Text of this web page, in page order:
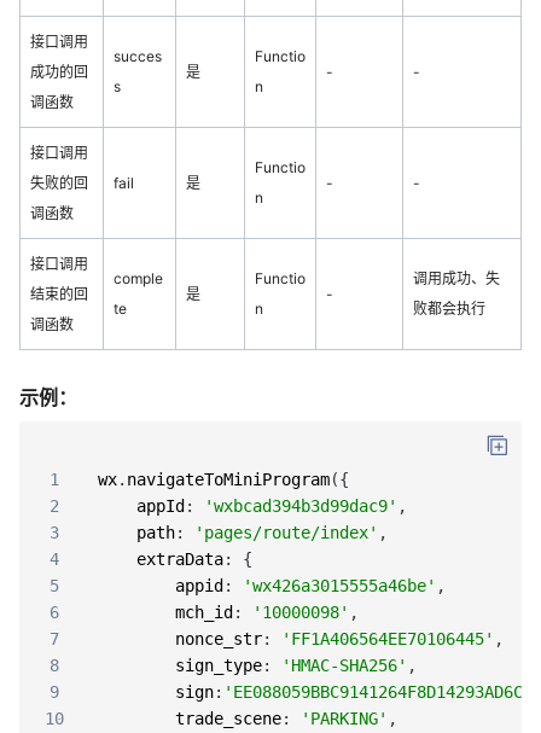
接口调用
成功的回
调函数
succes
s
是
Functio
n
- -
接口调用
失败的回
调函数
fail 是
Functio
n
- -
接口调用
结束的回
调函数
comple
te
是
Functio
n
-
调用成功、失
败都会执行
示例：
1 wx. navigateToMiniProgram({
2
appId : 'wxbcad394b3d99dac9' ,
3
path: 'pages/route/index' ,
4
extraData:
{
5
appid : 'wx426a3015555a46be' ,
6
mch_id : '10000098' ,
7
nonce_str: 'FF1A406564EE70106445' ,
8
sign_type: 'HMAC-SHA256' ,
9
sign:
10
trade_scene: 'PARKING' ,